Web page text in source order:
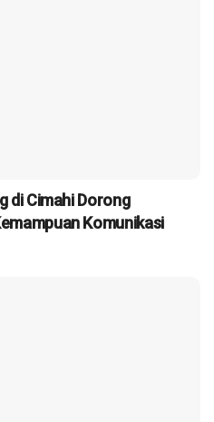
di Cimahi Dorong
Komunikasi